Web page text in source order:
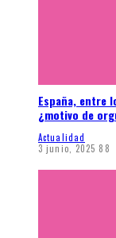
España, entre
¿motivo de
Actualidad
3 junio, 2025 88